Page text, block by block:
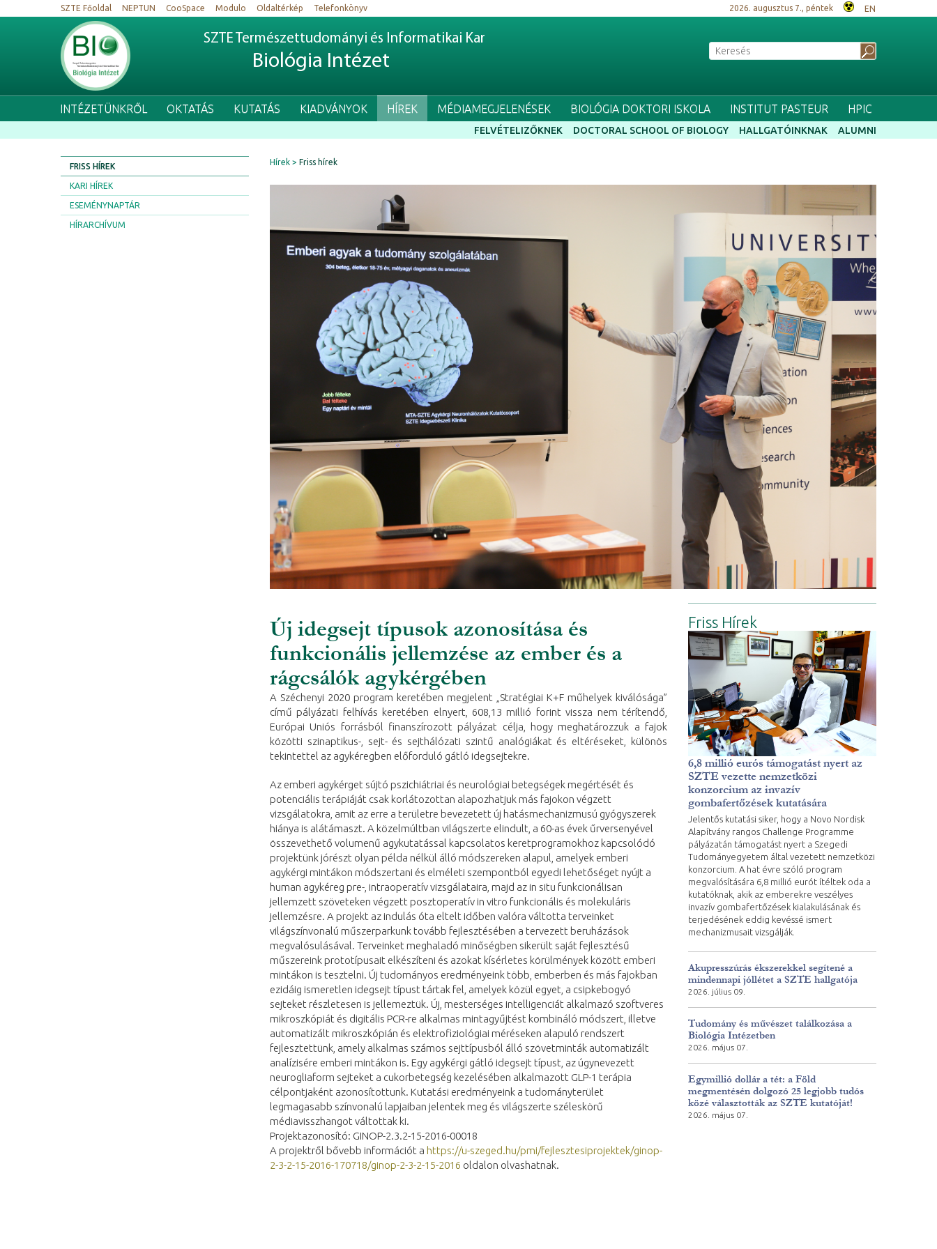
SZTE Főoldal NEPTUN CooSpace Modulo Oldaltérkép Telefonkönyv 2026. augusztus 7., péntek EN
SZTE Természettudományi és Informatikai Kar
Biológia Intézet
INTÉZETÜNKRŐL OKTATÁS KUTATÁS KIADVÁNYOK HÍREK MÉDIAMEGJELENÉSEK BIOLÓGIA DOKTORI ISKOLA INSTITUT PASTEUR HPIC
FELVÉTELIZŐKNEK DOCTORAL SCHOOL OF BIOLOGY HALLGATÓINKNAK ALUMNI
FRISS HÍREK
KARI HÍREK
ESEMÉNYNAPTÁR
HÍRARCHÍVUM
Hírek Friss hírek
Új idegsejt típusok azonosítása és
funkcionális jellemzése az ember és a
rágcsálók agykérgében
A Széchenyi 2020 program keretében megjelent „Stratégiai K+F műhelyek kiválósága”
című pályázati felhívás keretében elnyert, 608,13 millió forint vissza nem térítendő,
Európai Uniós forrásból finanszírozott pályázat célja, hogy meghatározzuk a fajok
közötti szinaptikus-, sejt- és sejthálózati szintű analógiákat és eltéréseket, különös
tekintettel az agykéregben előforduló gátló idegsejtekre.
Az emberi agykérget sújtó pszichiátriai és neurológiai betegségek megértését és
potenciális terápiáját csak korlátozottan alapozhatjuk más fajokon végzett
vizsgálatokra, amit az erre a területre bevezetett új hatásmechanizmusú gyógyszerek
hiánya is alátámaszt. A közelmúltban világszerte elindult, a 60-as évek űrversenyével
összevethető volumenű agykutatással kapcsolatos keretprogramokhoz kapcsolódó
projektünk jórészt olyan példa nélkül álló módszereken alapul, amelyek emberi
agykérgi mintákon módszertani és elméleti szempontból egyedi lehetőséget nyújt a
human agykéreg pre-, intraoperatív vizsgálataira, majd az in situ funkcionálisan
jellemzett szöveteken végzett posztoperatív in vitro funkcionális és molekuláris
jellemzésre. A projekt az indulás óta eltelt időben valóra váltotta terveinket
világszínvonalú műszerparkunk tovább fejlesztésében a tervezett beruházások
megvalósulásával. Terveinket meghaladó minőségben sikerült saját fejlesztésű
műszereink prototípusait elkészíteni és azokat kísérletes körülmények között emberi
mintákon is tesztelni. Új tudományos eredményeink több, emberben és más fajokban
ezidáig ismeretlen idegsejt típust tártak fel, amelyek közül egyet, a csipkebogyó
sejteket részletesen is jellemeztük. Új, mesterséges intelligenciát alkalmazó szoftveres
mikroszkópiát és digitális PCR-re alkalmas mintagyűjtést kombináló módszert, illetve
automatizált mikroszkópián és elektrofiziológiai méréseken alapuló rendszert
fejlesztettünk, amely alkalmas számos sejttípusból álló szövetminták automatizált
analízisére emberi mintákon is. Egy agykérgi gátló idegsejt típust, az úgynevezett
neurogliaform sejteket a cukorbetegség kezelésében alkalmazott GLP-1 terápia
célpontjaként azonosítottunk. Kutatási eredményeink a tudományterület
legmagasabb színvonalú lapjaiban jelentek meg és világszerte széleskörű
médiavisszhangot váltottak ki.
Projektazonosító: GINOP-2.3.2-15-2016-00018
A projektről bővebb információt a https://u-szeged.hu/pmi/fejlesztesiprojektek/ginop-
2-3-2-15-2016-170718/ginop-2-3-2-15-2016 oldalon olvashatnak.
Friss Hírek
6,8 millió eurós támogatást nyert az
SZTE vezette nemzetközi
konzorcium az invazív
gombafertőzések kutatására
Jelentős kutatási siker, hogy a Novo Nordisk
Alapítvány rangos Challenge Programme
pályázatán támogatást nyert a Szegedi
Tudományegyetem által vezetett nemzetközi
konzorcium. A hat évre szóló program
megvalósítására 6,8 millió eurót ítéltek oda a
kutatóknak, akik az emberekre veszélyes
invazív gombafertőzések kialakulásának és
terjedésének eddig kevéssé ismert
mechanizmusait vizsgálják.
Akupresszúrás ékszerekkel segítené a
mindennapi jóllétet a SZTE hallgatója
2026. július 09.
Tudomány és művészet találkozása a
Biológia Intézetben
2026. május 07.
Egymillió dollár a tét: a Föld
megmentésén dolgozó 25 legjobb tudós
közé választották az SZTE kutatóját!
2026. május 07.